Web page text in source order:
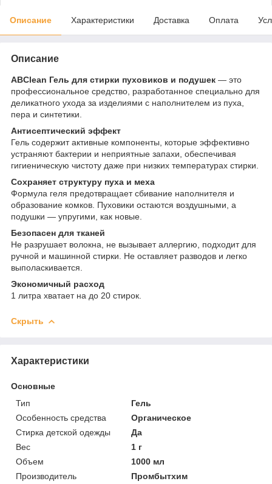
Описание Характеристики Доставка Оплата
Описание
ABClean Гель для стирки пуховиков и подушек — это
профессиональное средство, разработанное специально для
деликатного ухода за изделиями с наполнителем из пуха,
пера и синтетики.
Антисептический эффект
Гель содержит активные компоненты, которые эффективно
устраняют бактерии и неприятные запахи, обеспечивая
гигиеническую чистоту даже при низких температурах стирки.
Сохраняет структуру пуха и меха
Формула геля предотвращает сбивание наполнителя и
образование комков. Пуховики остаются воздушными, а
подушки — упругими, как новые.
Безопасен для тканей
Не разрушает волокна, не вызывает аллергию, подходит для
ручной и машинной стирки. Не оставляет разводов и легко
выполаскивается.
Экономичный расход
1 литра хватает на до 20 стирок.
Скрыть
Характеристики
Основные
Тип
Гель
Особенность средства
Органическое
Стирка детской одежды
Да
Вес
1 г
Объем
1000 мл
Производитель
Промбытхим